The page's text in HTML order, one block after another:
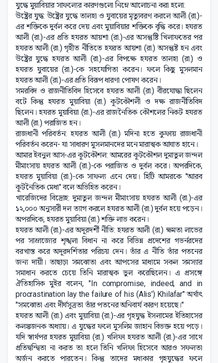
যুদ্ধে মুয়াবিয়ার সাফল্যের কারণগুলো নিম্নে আলোচনা করা হলো:
উষ্ট্রের যুদ্ধ: উষ্ট্রের যুদ্ধে তালহা ও যুবায়ের মৃত্যুবরণ করলে আলী (রা.)-
এর শক্তিকে দুর্বল করে দেয় এবং মুয়াবিয়ার শক্তিকে বৃদ্ধি করে। হযরত
আলী (রা.)-এর প্রতি হযরত আয়শা (রা.)-এর অসন্তুষ্টি খিলাফতের পর
হযরত আলী (রা.) গৃহীত নীতিতে হযরত আয়শা (রা.) অসন্তুষ্ট হন এবং
উষ্ট্রের যুদ্ধে হযরত আলী (রা.)-এর বিপক্ষে হযরত তালহা (রা.) ও
হযরত যুবায়ের (রা.)-কে সহযোগিতা করেন। ফলে কিছু মুসলমান
হযরত আলী (রা.)-এর প্রতি বিরূপ ধারণা পোষণ করেন।
সমরবিদ ও রাজনীতিবিদ হিসেবে হযরত আলী (রা.) বীরযোদ্ধা ছিলেন
বটে কিন্তু হযরত মুয়াবিয়া (রা.) কূটকৌশলী ও দক্ষ রাজনীতিবিদ
ছিলেন। হযরত মুয়াবিয়া (রা.)-এর রাজনৈতিক কৌশলের নিকট হযরত
আলী (রা.) পরাজিত হন।
রাজধানী পরিবর্তন: হযরত আলী (রা.) মদিনা হতে কুফায় রাজধানী
পরিবর্তন করেন- যা সাধারণ মুসলমানদের মনে মারাত্মক আঘাত হানে।
আমার ইবনুল আস-এর কূটকৌশল: আমরের কূটকৌশল দুমাতুল জন্দল
মীমাংসায় হযরত আলী (রা.)-কে পরাজিত ও দুর্বল করে। অপরদিকে,
হযরত মুয়াবিয়া (রা.)-কে সাফল্য এনে দেয়। হিটি আমরকে "আরব
কূটনৈতিক মেধা" বলে অভিহিত করেন।
খারেজিদের বিদ্রোহ: দুমাতুল জন্দল মীমাংসায় হযরত আলী (রা.)-এর
১২,০০০ অনুসারী দল ত্যাগ করলে হযরত আলী (রা.) দুর্বল হয়ে পড়েন।
অপরদিকে, হযরত মুয়াবিয়া (রা.) শক্তি লাভ করেন।
হযরত আলী (রা.)-এর অদূরদর্শী নীতি: হযরত আলী (রা.) ক্ষমতা লাভের
পর সাম্রাজ্যের শৃঙ্খলা বিধান না করে বিভিন্ন প্রদেশের গভর্নরদের
বরখাস্ত করে অদূরদর্শিতার পরিচয় দেন। তাঁর এ নীতি তাঁর পতনের
জন্য দায়ী। তাছাড়া সমঝোতা এবং আপসের মাধ্যমে সকল সমস্যার
সমাধান করতে চেয়ে তিনি মারাত্মক ভুল করেছিলেন। এ প্রসঙ্গে
ঐতিহাসিক মুইর বলেন, "In compromise, indeed, and in
procrastination lay the failure of his (Alis') Khilafar" অর্থাৎ
"সমঝোতা এবং দীর্ঘসূত্রতা তাঁর পতনের অনিবার্য কারণ হয়েছে।"
হযরত আলী (রা.) এবং মুয়াবিয়া (রা.)-এর গৃহযুদ্ধ ইসলামের ইতিহাসের
কলঙ্কজনক অধ্যায়। এ যুদ্ধের ফলে মুসলিম জাহান বিভক্ত হয়ে পড়ে।
যদি স্বার্থপর হযরত মুয়াবিয়া (রা.) খলিফা হযরত আলী (রা.)-এর সাথে
প্রতিদ্বন্দ্বিতা না করত তা হলে তিনি খলিফা হিসেবে আরও সফলতা
অর্জন করতে পারতেন। কিন্তু তাদের মধ্যকার গৃহযুদ্ধের ফলে